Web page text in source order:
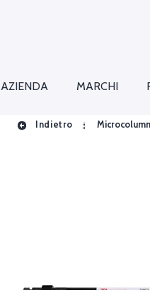
AZIENDA MARCHI
Indietro